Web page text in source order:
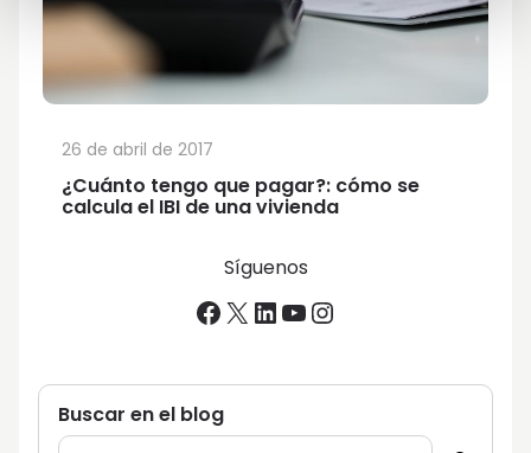
¿Cuánto tengo que pagar?: cómo se
calcula el IBI de una vivienda
26 de abril de 2017
Síguenos
Facebook
X LinkedIn
YouTube
Instagram
Buscar en el blog